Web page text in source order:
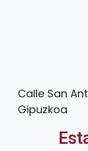
Calle San
Gipuzkoa